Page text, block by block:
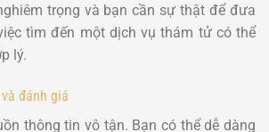
trọng và bạn cần sự thật để đưa
tìm đến một dịch vụ thám tử có thể
lý.
đánh giá
thông tin vô tận. Bạn có thể dễ dàng